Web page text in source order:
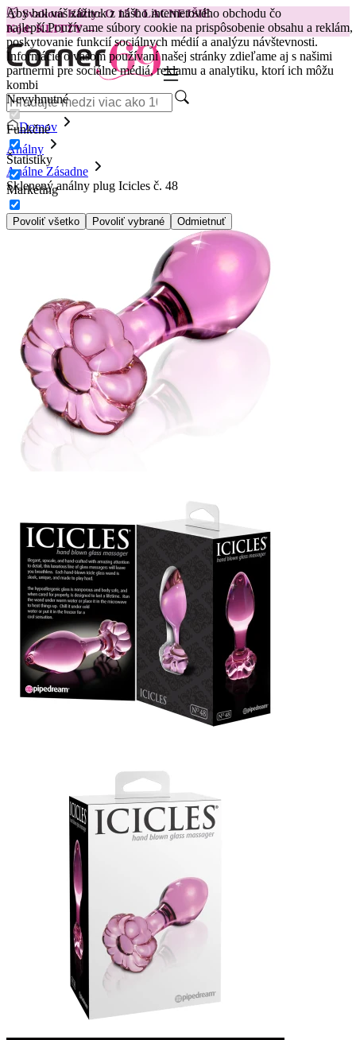
Aby bol váš zážitok z nášho internetového obchodu čo
najlepší.Používame súbory cookie na prispôsobenie obsahu a reklám,
poskytovanie funkcií sociálnych médií a analýzu návštevnosti.
Informácie o vašom používaní našej stránky zdieľame aj s našimi
partnermi pre sociálne médiá, reklamu a analytiku, ktorí ich môžu
kombi
Nevyhnutné
Funkčné
Štatistiky
Marketing
Povoliť všetko Povoliť vybrané Odmietnuť
😽Svakom Klitty: O 15 € LACNEJŠIE
Kód: KLITTY →
Domov
Análny
Análne Zásadne
Sklenený análny plug Icicles č. 48